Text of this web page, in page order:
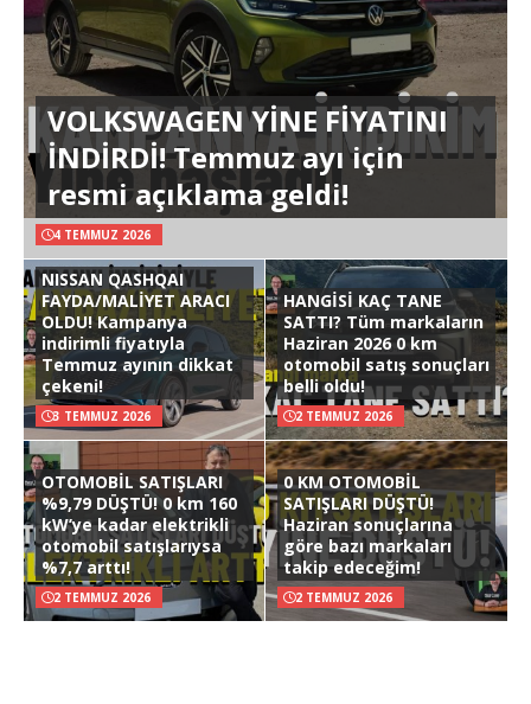
VOLKSWAGEN YİNE FİYATINI
İNDİRDİ! Temmuz ayı için
resmi açıklama geldi!
4 TEMMUZ 2026
NISSAN QASHQAI
FAYDA/MALİYET ARACI
OLDU! Kampanya
indirimli fiyatıyla
Temmuz ayının dikkat
çekeni!
3 TEMMUZ 2026
HANGİSİ KAÇ TANE
SATTI? Tüm markaların
Haziran 2026 0 km
otomobil satış sonuçları
belli oldu!
2 TEMMUZ 2026
OTOMOBİL SATIŞLARI
%9,79 DÜŞTÜ! 0 km 160
kW’ye kadar elektrikli
otomobil satışlarıysa
%7,7 arttı!
2 TEMMUZ 2026
0 KM OTOMOBİL
SATIŞLARI DÜŞTÜ!
Haziran sonuçlarına
göre bazı markaları
takip edeceğim!
2 TEMMUZ 2026